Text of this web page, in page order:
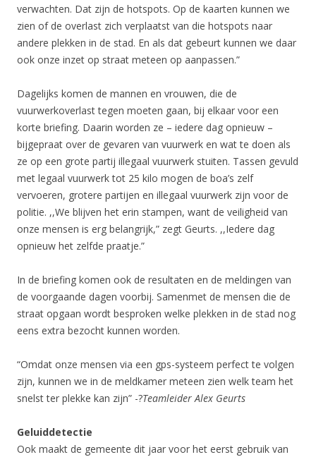
verwachten. Dat zijn de hotspots. Op de kaarten kunnen we
zien of de overlast zich verplaatst van die hotspots naar
andere plekken in de stad. En als dat gebeurt kunnen we daar
ook onze inzet op straat meteen op aanpassen.”
Dagelijks komen de mannen en vrouwen, die de
vuurwerkoverlast tegen moeten gaan, bij elkaar voor een
korte briefing. Daarin worden ze – iedere dag opnieuw –
bijgepraat over de gevaren van vuurwerk en wat te doen als
ze op een grote partij illegaal vuurwerk stuiten. Tassen gevuld
met legaal vuurwerk tot 25 kilo mogen de boa’s zelf
vervoeren, grotere partijen en illegaal vuurwerk zijn voor de
politie. ,,We blijven het erin stampen, want de veiligheid van
onze mensen is erg belangrijk,” zegt Geurts. ,,Iedere dag
opnieuw het zelfde praatje.”
In de briefing komen ook de resultaten en de meldingen van
de voorgaande dagen voorbij. Samenmet de mensen die de
straat opgaan wordt besproken welke plekken in de stad nog
eens extra bezocht kunnen worden.
“Omdat onze mensen via een gps-systeem perfect te volgen
zijn, kunnen we in de meldkamer meteen zien welk team het
snelst ter plekke kan zijn” -?Teamleider Alex Geurts
Geluiddetectie
Ook maakt de gemeente dit jaar voor het eerst gebruik van